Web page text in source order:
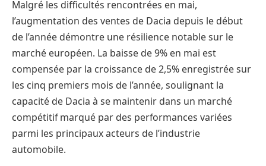
Malgré les difficultés rencontrées en mai,
l’augmentation des ventes de Dacia depuis le début
de l’année démontre une résilience notable sur le
marché européen. La baisse de 9% en mai est
compensée par la croissance de 2,5% enregistrée sur
les cinq premiers mois de l’année, soulignant la
capacité de Dacia à se maintenir dans un marché
compétitif marqué par des performances variées
parmi les principaux acteurs de l’industrie
automobile.